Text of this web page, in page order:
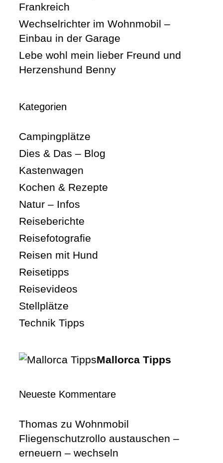
Frankreich
Wechselrichter im Wohnmobil –
Einbau in der Garage
Lebe wohl mein lieber Freund und
Herzenshund Benny
Kategorien
Campingplätze
Dies & Das – Blog
Kastenwagen
Kochen & Rezepte
Natur – Infos
Reiseberichte
Reisefotografie
Reisen mit Hund
Reisetipps
Reisevideos
Stellplätze
Technik Tipps
Mallorca Tipps
Neueste Kommentare
Thomas zu Wohnmobil
Fliegenschutzrollo austauschen –
erneuern – wechseln